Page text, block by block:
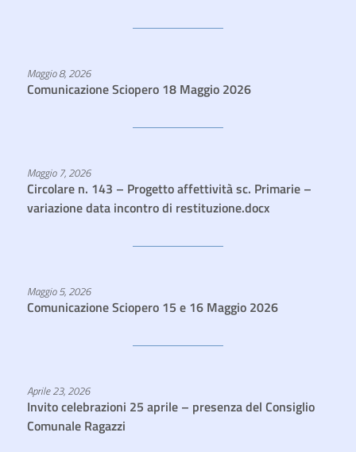
Maggio 8, 2026
Comunicazione Sciopero 18 Maggio 2026
Maggio 7, 2026
Circolare n. 143 – Progetto affettività sc. Primarie –
variazione data incontro di restituzione.docx
Maggio 5, 2026
Comunicazione Sciopero 15 e 16 Maggio 2026
Aprile 23, 2026
Invito celebrazioni 25 aprile – presenza del Consiglio
Comunale Ragazzi